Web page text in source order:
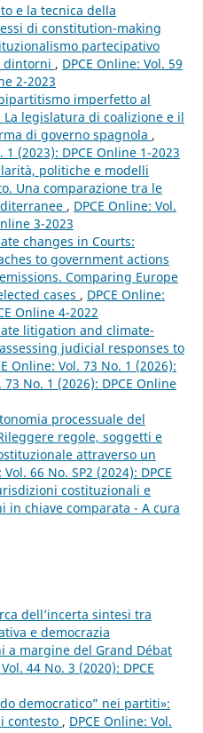
e la tecnica della
di constitution-making
partecipativo
dintorni , DPCE Online: Vol. 59
2-2023
imperfetto al
legislatura di coalizione e il
di governo spagnola ,
1 (2023): DPCE Online 1-2023
politiche e modelli
Una comparazione tra le
, DPCE Online: Vol.
3-2023
changes in Courts:
to government actions
Comparing Europe
cases , DPCE Online:
Online 4-2022
litigation and climate-
judicial responses to
Online: Vol. 73 No. 1 (2026):
No. 1 (2026): DPCE Online
processuale del
regole, soggetti e
attraverso un
66 No. SP2 (2024): DPCE
costituzionali e
in chiave comparata - A cura
dell’incerta sintesi tra
e democrazia
a margine del Grand Débat
44 No. 3 (2020): DPCE
democratico” nei partiti»:
contesto , DPCE Online: Vol.